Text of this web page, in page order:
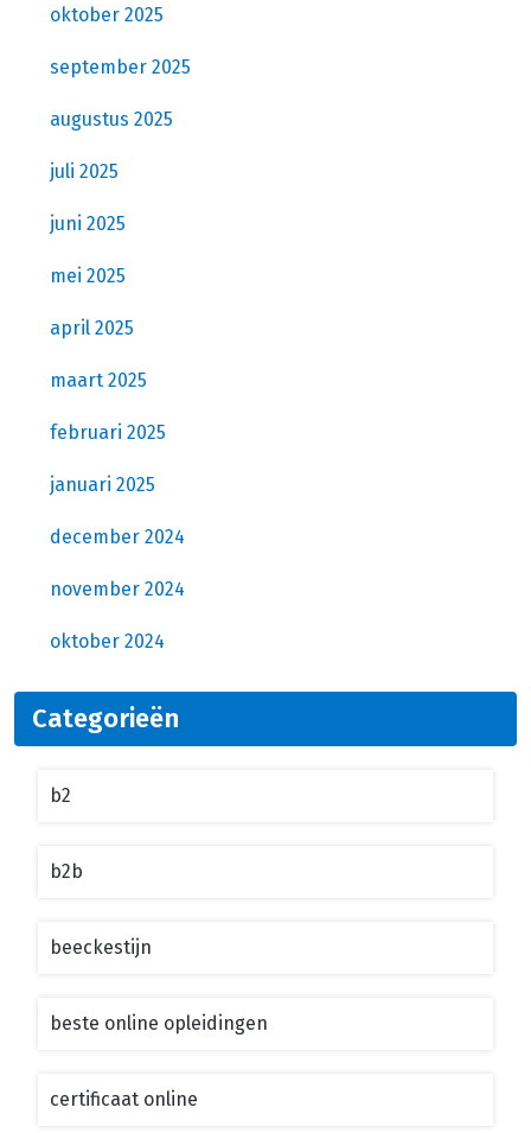
oktober 2025
september 2025
augustus 2025
juli 2025
juni 2025
mei 2025
april 2025
maart 2025
februari 2025
januari 2025
december 2024
november 2024
oktober 2024
Categorieën
b2
b2b
beeckestijn
beste online opleidingen
certificaat online